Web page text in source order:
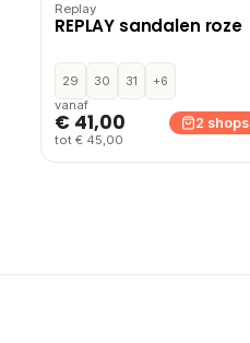
Replay
REPLAY sandalen roze
29 30 31
+6
vanaf
€ 41,00
tot € 45,00
2 shops